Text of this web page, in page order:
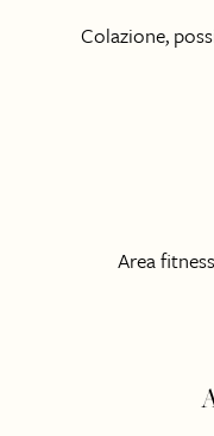
Colazione,
Area